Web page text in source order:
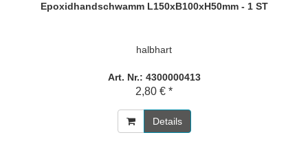
Epoxidhandschwamm L150xB100xH50mm - 1 ST
halbhart
Art. Nr.: 4300000413
2,80 € *
Details